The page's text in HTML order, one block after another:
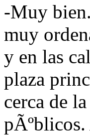
-Muy
muy
y en las
plaza
cerca de